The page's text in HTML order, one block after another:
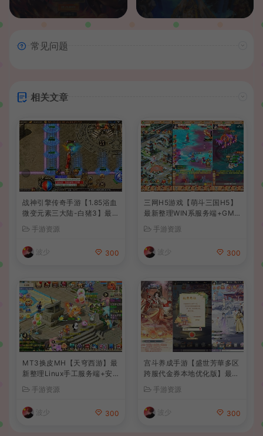
常见问题
相关文章
战神引擎传奇手游【1.85浴血
微变元素三大陆-白猪3】最新
整理Win系复古服务端+安卓
苹果双端+GM授权后台+详细
搭建教程
手游资源
波少 300
三网H5游戏【萌斗三国H5】
最新整理WIN系服务端+GM
后台+详细搭建教程
手游资源
波少 300
MT3换皮MH【天穹西游】最
新整理Linux手工服务端+安
卓苹果双端+GM后台+详细搭
建教程+全套源码+视频教程
手游资源
波少 300
宫斗养成手游【盛世芳華多区
跨服代金券本地优化版】最新
整理单机一键即玩端+Linux
手工服务端+CDK授权后台
+安卓+详细搭建教程
手游资源
波少 300